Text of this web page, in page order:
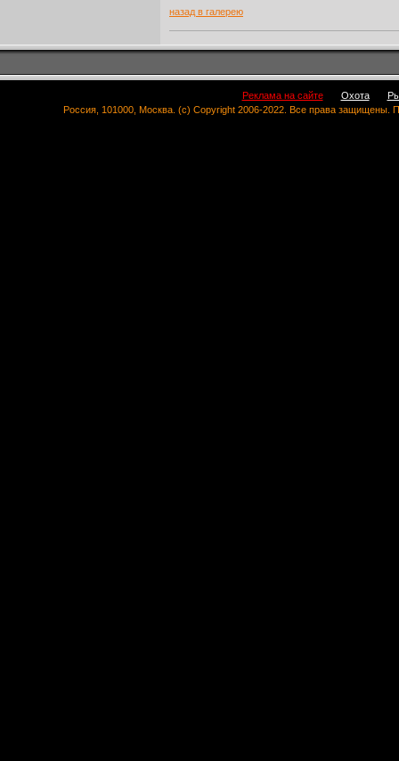
назад в галерею
Реклама на сайте Охота
Россия, 101000, Москва. (c) Copyright 2006-2022. Все права защищены.